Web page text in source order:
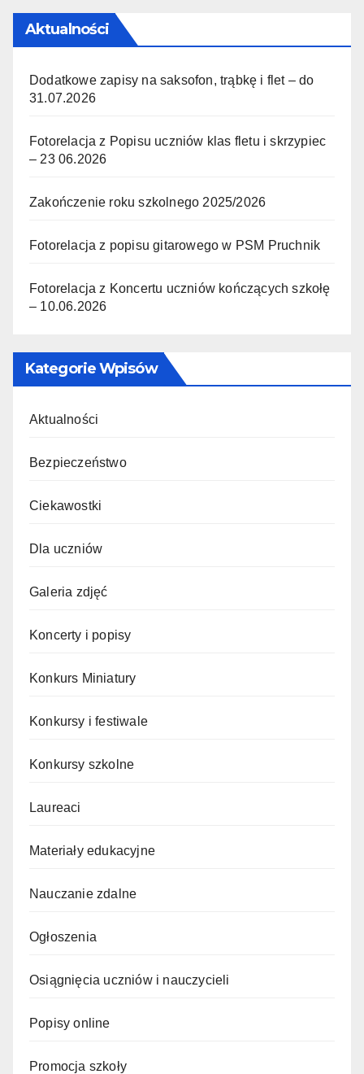
Aktualności
Dodatkowe zapisy na saksofon, trąbkę i flet – do
31.07.2026
Fotorelacja z Popisu uczniów klas fletu i skrzypiec
– 23 06.2026
Zakończenie roku szkolnego 2025/2026
Fotorelacja z popisu gitarowego w PSM Pruchnik
Fotorelacja z Koncertu uczniów kończących szkołę
– 10.06.2026
Kategorie Wpisów
Aktualności
Bezpieczeństwo
Ciekawostki
Dla uczniów
Galeria zdjęć
Koncerty i popisy
Konkurs Miniatury
Konkursy i festiwale
Konkursy szkolne
Laureaci
Materiały edukacyjne
Nauczanie zdalne
Ogłoszenia
Osiągnięcia uczniów i nauczycieli
Popisy online
Promocja szkoły